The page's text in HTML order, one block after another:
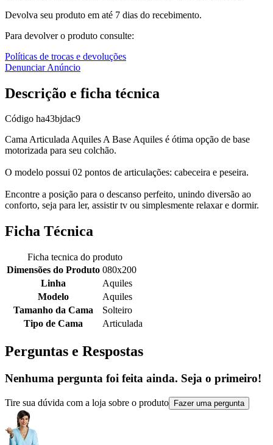
Devolva seu produto em até 7 dias do recebimento.
Para devolver o produto consulte:
Políticas de trocas e devoluções
Denunciar Anúncio
Descrição e ficha técnica
Código ha43bjdac9
Cama Articulada Aquiles A Base Aquiles é ótima opção de base
motorizada para seu colchão.
O modelo possui 02 pontos de articulações: cabeceira e peseira.
Encontre a posição para o descanso perfeito, unindo diversão ao
conforto, seja para ler, assistir tv ou simplesmente relaxar e dormir.
Ficha Técnica
Ficha tecnica do produto
Dimensões do Produto 080x200
Linha
Aquiles
Modelo
Aquiles
Tamanho da Cama
Solteiro
Tipo de Cama
Articulada
Perguntas e Respostas
Nenhuma pergunta foi feita ainda. Seja o primeiro!
Tire sua dúvida com a loja sobre o produto Fazer uma pergunta